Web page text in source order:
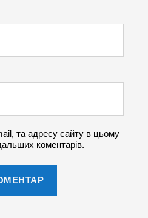
та адресу сайту в цьому
коментарів.